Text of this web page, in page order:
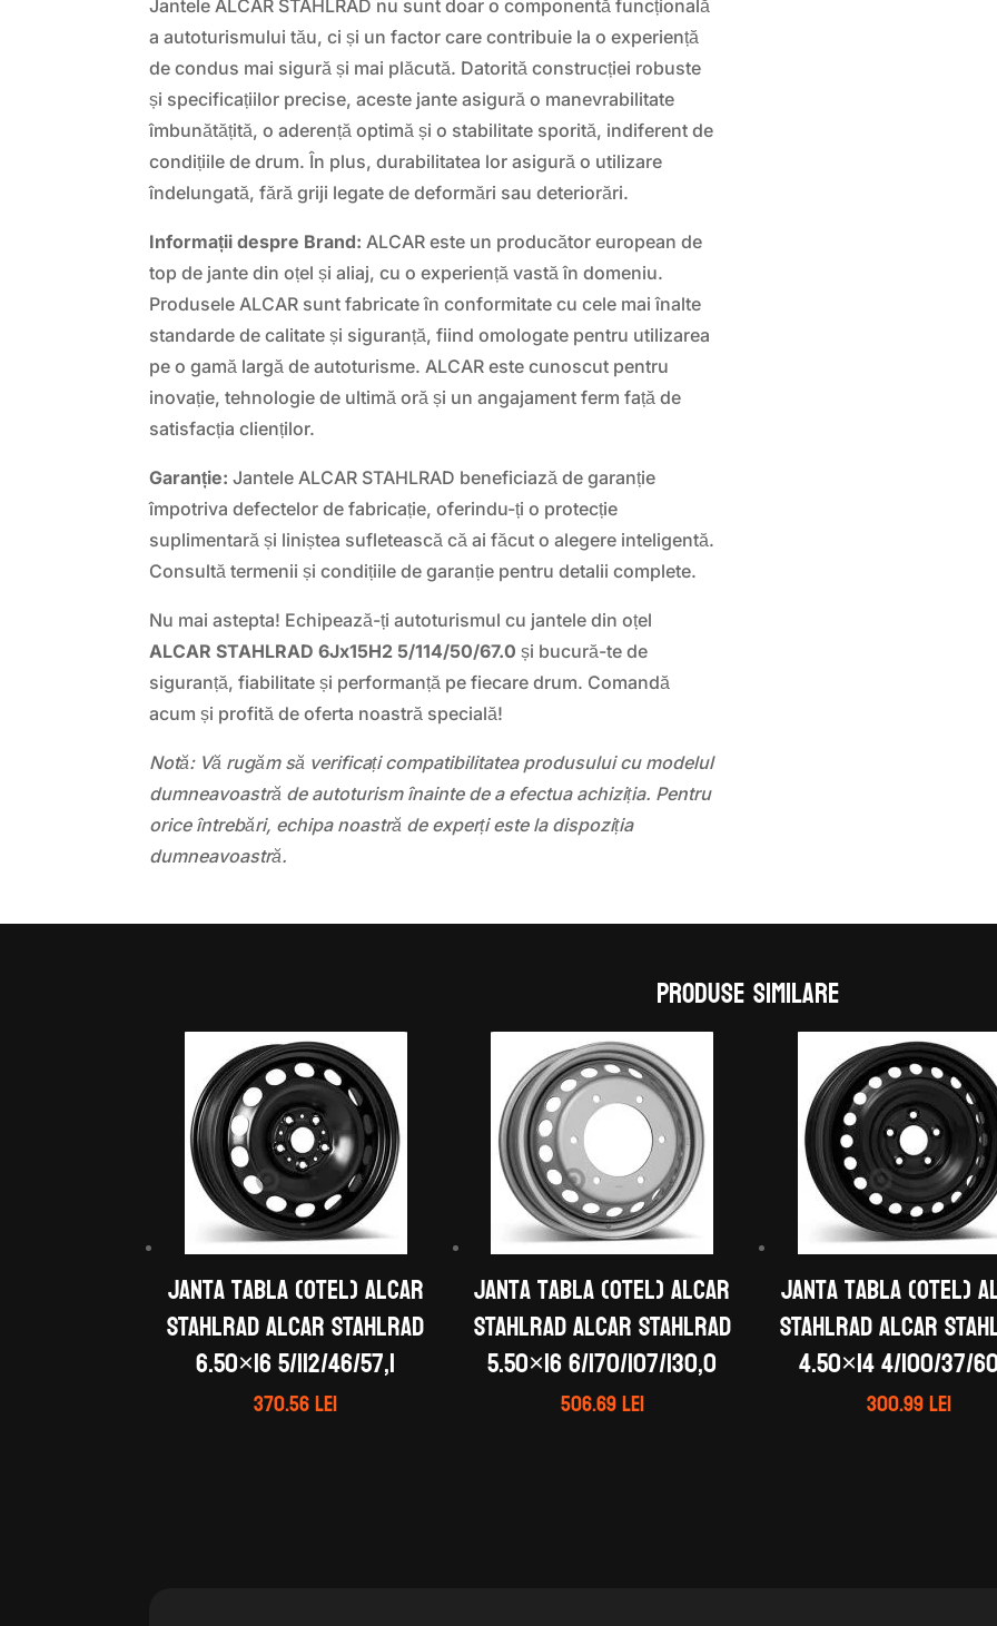
Jantele ALCAR STAHLRAD nu sunt doar o componentă funcțională
a autoturismului tău, ci și un factor care contribuie la o experiență
de condus mai sigură și mai plăcută. Datorită construcției robuste
și specificațiilor precise, aceste jante asigură o manevrabilitate
îmbunătățită, o aderență optimă și o stabilitate sporită, indiferent de
condițiile de drum. În plus, durabilitatea lor asigură o utilizare
îndelungată, fără griji legate de deformări sau deteriorări.
Informații despre Brand: ALCAR este un producător european de
top de jante din oțel și aliaj, cu o experiență vastă în domeniu.
Produsele ALCAR sunt fabricate în conformitate cu cele mai înalte
standarde de calitate și siguranță, fiind omologate pentru utilizarea
pe o gamă largă de autoturisme. ALCAR este cunoscut pentru
inovație, tehnologie de ultimă oră și un angajament ferm față de
satisfacția clienților.
Garanție: Jantele ALCAR STAHLRAD beneficiază de garanție
împotriva defectelor de fabricație, oferindu-ți o protecție
suplimentară și liniștea sufletească că ai făcut o alegere inteligentă.
Consultă termenii și condițiile de garanție pentru detalii complete.
Nu mai astepta! Echipează-ți autoturismul cu jantele din oțel
ALCAR STAHLRAD 6Jx15H2 5/114/50/67.0 și bucură-te de
siguranță, fiabilitate și performanță pe fiecare drum. Comandă
acum și profită de oferta noastră specială!
Notă: Vă rugăm să verificați compatibilitatea produsului cu modelul
dumneavoastră de autoturism înainte de a efectua achiziția. Pentru
orice întrebări, echipa noastră de experți este la dispoziția
dumneavoastră.
Produse similare
Janta tabla (otel) ALCAR
STAHLRAD ALCAR STAHLRAD
6.50×16 5/112/46/57,1
370.56lei
Janta tabla (otel) ALCAR
STAHLRAD ALCAR STAHLRAD
5.50×16 6/170/107/130,0
506.69lei
Janta tabla (otel)
STAHLRAD ALCAR
4.50×14 4/100/37/
300.99lei